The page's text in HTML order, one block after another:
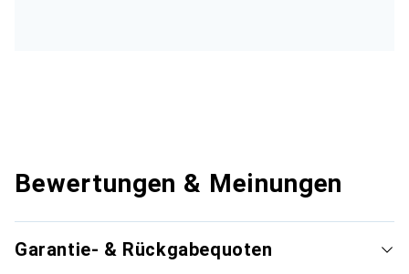
Bewertungen & Meinungen
Garantie- & Rückgabequoten